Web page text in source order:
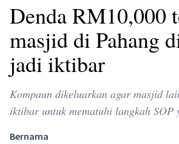
Denda RM10,000
masjid di Pahang
jadi iktibar
Kompaun dikeluarkan agar masjid
iktibar untuk mematuhi langkah SOP
Bernama